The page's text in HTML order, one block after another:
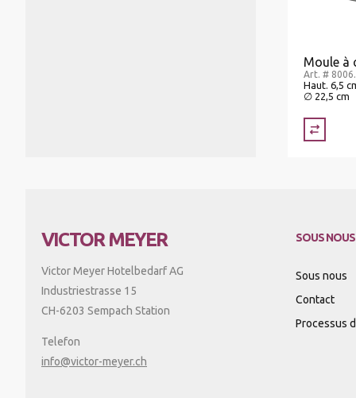
Moule à
Art. #
Haut. 6,5
∅ 22,5 cm
SOUS NOUS
Sous nous
Contact
Processus
VICTOR MEYER
Victor Meyer Hotelbedarf AG
Industriestrasse 15
CH-6203 Sempach Station
Telefon
info@victor-meyer.ch